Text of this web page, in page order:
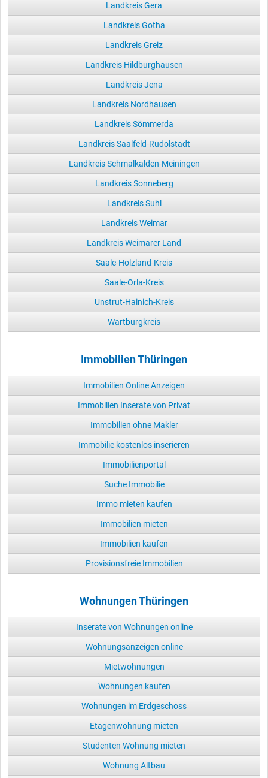
Landkreis Gera
Landkreis Gotha
Landkreis Greiz
Landkreis Hildburghausen
Landkreis Jena
Landkreis Nordhausen
Landkreis Sömmerda
Landkreis Saalfeld-Rudolstadt
Landkreis Schmalkalden-Meiningen
Landkreis Sonneberg
Landkreis Suhl
Landkreis Weimar
Landkreis Weimarer Land
Saale-Holzland-Kreis
Saale-Orla-Kreis
Unstrut-Hainich-Kreis
Wartburgkreis
Immobilien Thüringen
Immobilien Online Anzeigen
Immobilien Inserate von Privat
Immobilien ohne Makler
Immobilie kostenlos inserieren
Immobilienportal
Suche Immobilie
Immo mieten kaufen
Immobilien mieten
Immobilien kaufen
Provisionsfreie Immobilien
Wohnungen Thüringen
Inserate von Wohnungen online
Wohnungsanzeigen online
Mietwohnungen
Wohnungen kaufen
Wohnungen im Erdgeschoss
Etagenwohnung mieten
Studenten Wohnung mieten
Wohnung Altbau